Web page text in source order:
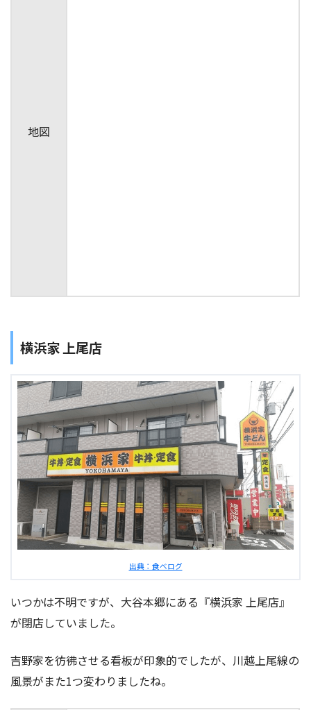
地図
横浜家 上尾店
出典：食べログ
いつかは不明ですが、大谷本郷にある『横浜家 上尾店』
が閉店していました。
吉野家を彷彿させる看板が印象的でしたが、川越上尾線の
風景がまた1つ変わりましたね。